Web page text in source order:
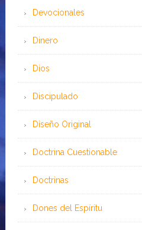
Devocionales
Dinero
Dios
Discipulado
Diseño Original
Doctrina Cuestionable
Doctrinas
Dones del Espíritu